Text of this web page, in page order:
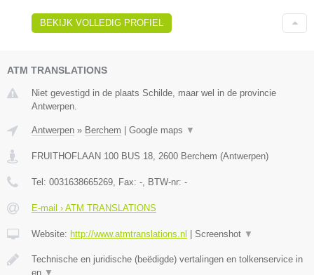
BEKIJK VOLLEDIG PROFIEL
ATM TRANSLATIONS
Niet gevestigd in de plaats Schilde, maar wel in de provincie
Antwerpen.
Antwerpen » Berchem | Google maps ▼
FRUITHOFLAAN 100 BUS 18 2600 Berchem (Antwerpen)
Tel: 0031638665269 , Fax: - , BTW-nr: -
E-mail › ATM TRANSLATIONS
Website: http://www.atmtranslations.nl | Screenshot ▼
Technische en juridische (beëdigde) vertalingen en tolkenservice in
en ▼